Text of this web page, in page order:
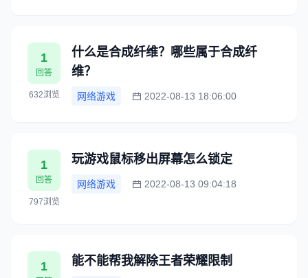
1
回答
632浏览
什么是合成纤维？哪些属于合成纤
维？
网络游戏 2022-08-13 18:06:00
1
回答
797浏览
玩游戏鼠标移出屏幕怎么锁定
网络游戏 2022-08-13 09:04:18
1 能不能帮我解除王者荣耀限制